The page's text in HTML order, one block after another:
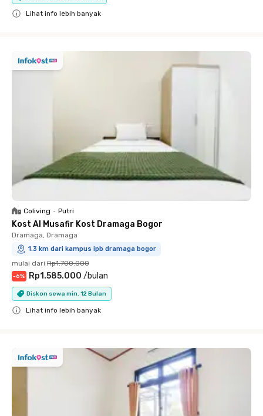
Lihat info lebih banyak
Coliving • Putri
Kost Al Musafir Kost Dramaga Bogor
Dramaga, Dramaga
1.3 km dari kampus ipb dramaga bogor
mulai dari Rp1.700.000
-6% Rp1.585.000 /bulan
Diskon sewa min. 12 Bulan
Lihat info lebih banyak